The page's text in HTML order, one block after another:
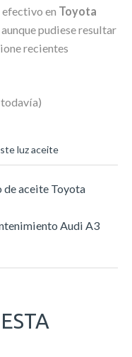
en Toyota
aunque pudiese resultar
recientes
luz aceite
de aceite Toyota
Audi A3